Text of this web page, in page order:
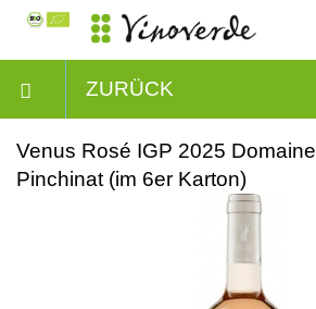
ZURÜCK
Venus Rosé IGP 2025 Domaine
Pinchinat (im 6er Karton)